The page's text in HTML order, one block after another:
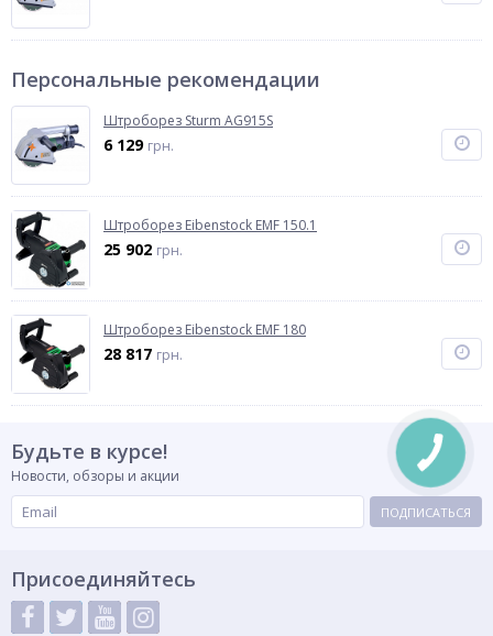
Персональные рекомендации
Штроборез Sturm AG915S
6 129 грн.
Штроборез Eibenstock EMF 150.1
25 902 грн.
Штроборез Eibenstock EMF 180
28 817 грн.
Будьте в курсе!
Новости, обзоры и акции
ПОДПИСАТЬСЯ
Присоединяйтесь